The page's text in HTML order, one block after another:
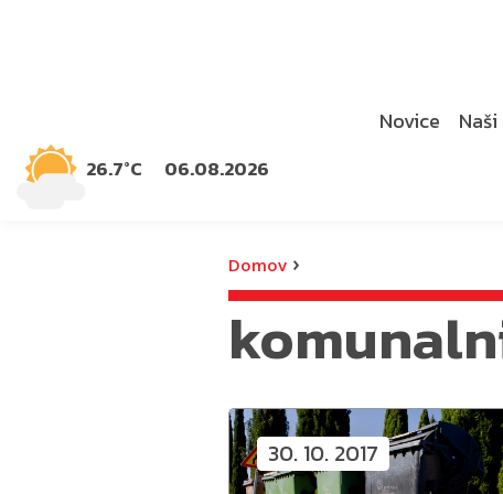
26.7°C 06.08.2026
Novice
Domov ›
30. 10. 2017